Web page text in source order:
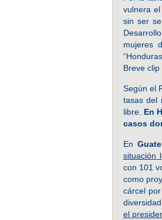
vulnera
sin ser
mujeres
Breve clip
Según el
tasas del
libre. En
casos
En
situación
con 101
como
cárcel
el